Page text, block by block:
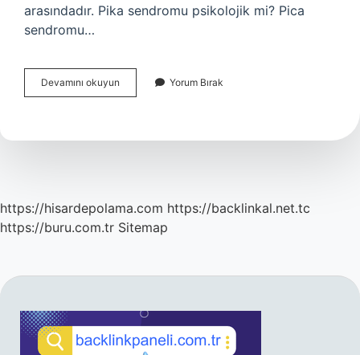
arasındadır. Pika sendromu psikolojik mi? Pica
sendromu…
Devamını okuyun
Hastalığı
Doktora
Yorum Bırak
https://hisardepolama.com https://backlinkal.net.tc
https://buru.com.tr Sitemap
SIDEBAR